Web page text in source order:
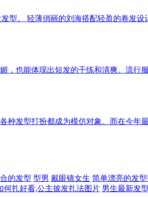
型。 轻薄俏丽的刘海搭配轻盈的卷发
也能体现出短发的干练和清爽。流行
发型打扮都成为模仿对象。而在今年
的发型 型男 戴眼镜女生 简单漂亮的发
何扎好看,公主披发扎法图片 男生最新发型